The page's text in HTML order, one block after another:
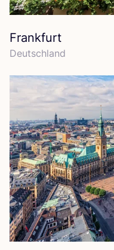
Frankfurt
Deutsch­land